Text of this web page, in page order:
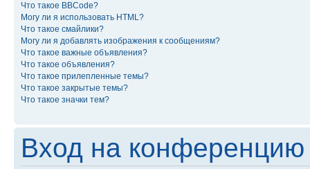
Что такое BBCode?
Могу ли я использовать HTML?
Что такое смайлики?
Могу ли я добавлять изображения к сообщениям?
Что такое важные объявления?
Что такое объявления?
Что такое прилепленные темы?
Что такое закрытые темы?
Что такое значки тем?
Вход на конференцию